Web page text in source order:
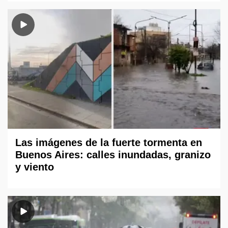
Las imágenes de la fuerte tormenta en
Buenos Aires: calles inundadas, granizo
y viento